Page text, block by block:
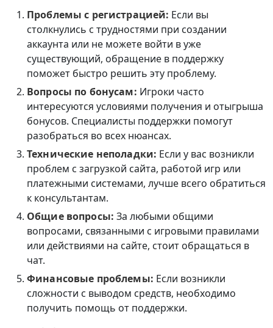
Проблемы с регистрацией: Если вы
столкнулись с трудностями при создании
аккаунта или не можете войти в уже
существующий, обращение в поддержку
поможет быстро решить эту проблему.
Вопросы по бонусам: Игроки часто
интересуются условиями получения и отыгрыша
бонусов. Специалисты поддержки помогут
разобраться во всех нюансах.
Технические неполадки: Если у вас возникли
проблем с загрузкой сайта, работой игр или
платежными системами, лучше всего обратиться
к консультантам.
Общие вопросы: За любыми общими
вопросами, связанными с игровыми правилами
или действиями на сайте, стоит обращаться в
чат.
Финансовые проблемы: Если возникли
сложности с выводом средств, необходимо
получить помощь от поддержки.